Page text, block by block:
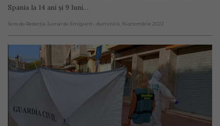
Spania la 14 ani și 9 luni…
Scris de Redacția Jurnal de Emigrant - duminică, 16 octombrie 2022